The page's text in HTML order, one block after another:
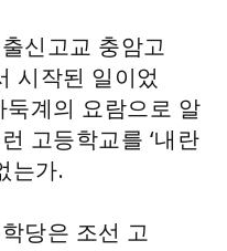
신고교 충암고
시작된 일이었
계의 요람으로 알
고등학교를 ‘내란
는가.
당은 조선 고